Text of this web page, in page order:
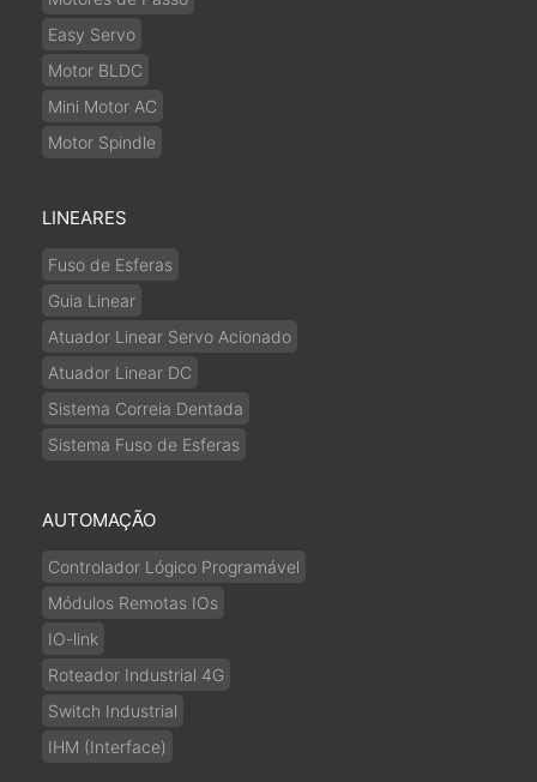
Easy Servo
Motor BLDC
Mini Motor AC
Motor Spindle
LINEARES
Fuso de Esferas
Guia Linear
Atuador Linear Servo Acionado
Atuador Linear DC
Sistema Correia Dentada
Sistema Fuso de Esferas
AUTOMAÇÃO
Controlador Lógico Programável
Módulos Remotas IOs
IO-link
Roteador Industrial 4G
Switch Industrial
IHM (Interface)